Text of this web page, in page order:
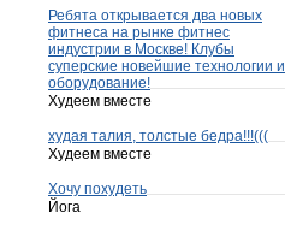
Ребята открывается два новых
фитнеса на рынке фитнес
индустрии в Москве! Клубы
суперские новейшие технологии и
оборудование!
Худеем вместе
худая талия, толстые бедра!!!(((
Худеем вместе
Хочу похудеть
Йога